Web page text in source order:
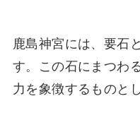
鹿島神宮には、要石
す。この石にまつわ
力を象徴するものと